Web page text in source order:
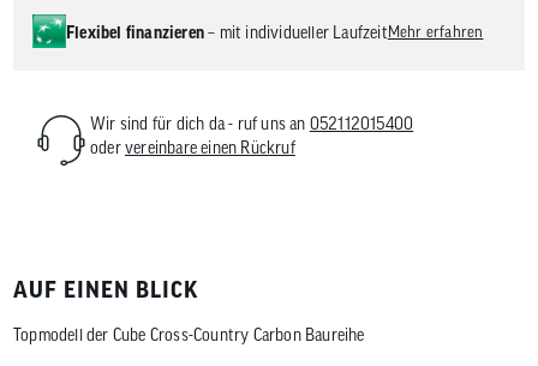
Flexibel finanzieren– mit individueller Laufzeit Mehr erfahren
Wir sind für dich da - ruf uns an 052112015400
odervereinbare einen Rückruf
AUF EINEN BLICK
Topmodell der Cube Cross-Country Carbon Baureihe